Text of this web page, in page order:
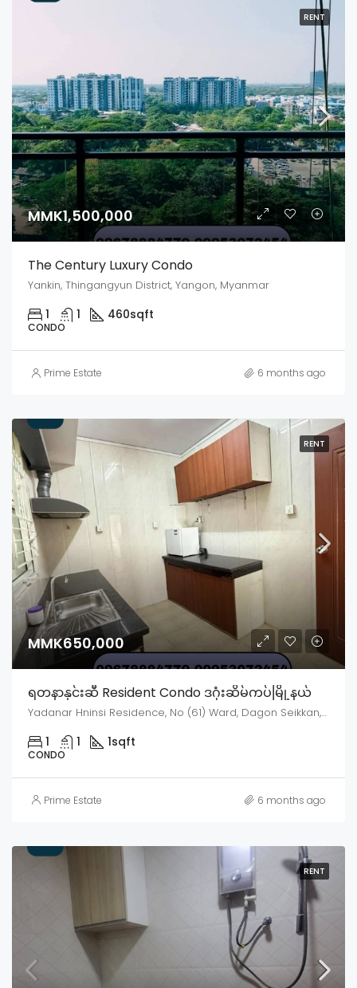
RENT
MMK1,500,000
The Century Luxury Condo
Yankin, Thingangyun District, Yangon, Myanmar
1 1 460sqft
CONDO
Prime Estate 6 months ago
RENT
MMK650,000
ရတနာနှင်းဆီ Resident Condo ဒဂုံးဆိမ်ကပ်မြို့နယ်
Yadanar Hninsi Residence, No (61) Ward, Dagon Seikkan, Dagon Myothit District, Yangon, Myanmar
1 1 1sqft
CONDO
Prime Estate 6 months ago
RENT